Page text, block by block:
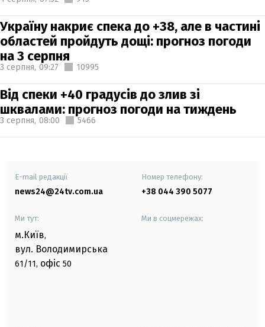
Україну накриє спека до +38, але в частині
областей пройдуть дощі: прогноз погоди
на 3 серпня
3 серпня, 09:27 10995
Від спеки +40 градусів до злив зі
шквалами: прогноз погоди на тиждень
3 серпня, 08:00 5466
E-mail редакції
news24@24tv.com.ua
Номер телефону:
+38 044 390 5077
Ми тут:
м.Київ,
вул. Володимирська
61/11, офіс 50
Ми в соцмережах: